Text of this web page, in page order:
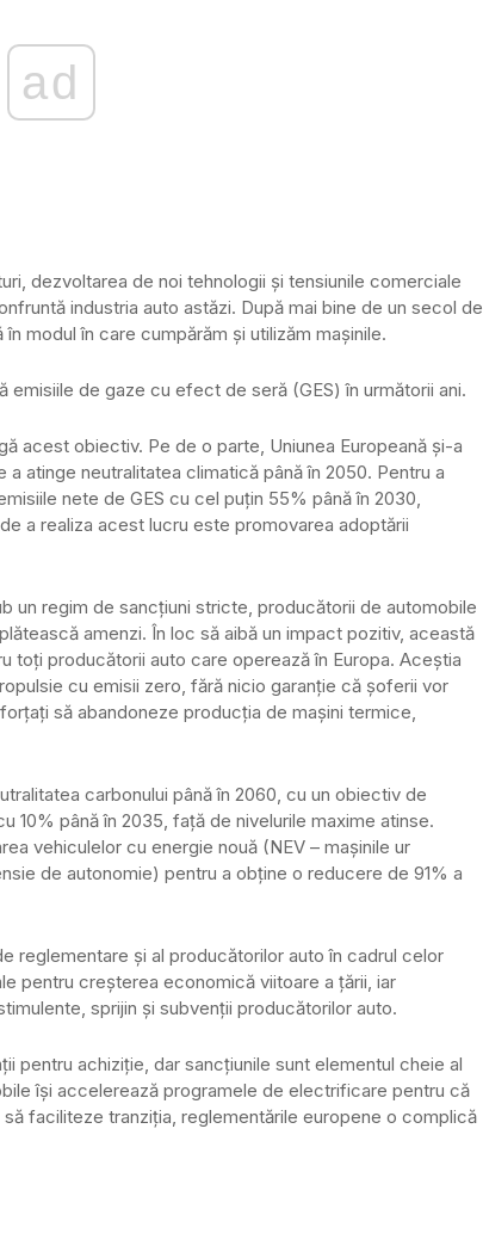
ad
dezvoltarea de noi tehnologii și tensiunile comerciale
industria auto astăzi. După mai bine de un secol de
modul în care cumpărăm și utilizăm mașinile.
emisiile de gaze cu efect de seră (GES) în următorii ani.
acest obiectiv. Pe de o parte, Uniunea Europeană și-a
atinge neutralitatea climatică până în 2050. Pentru a
nete de GES cu cel puțin 55% până în 2030,
a realiza acest lucru este promovarea adoptării
un regim de sancțiuni stricte, producătorii de automobile
amenzi. În loc să aibă un impact pozitiv, această
toți producătorii auto care operează în Europa. Aceștia
cu emisii zero, fără nicio garanție că șoferii vor
să abandoneze producția de mașini termice,
carbonului până în 2060, cu un obiectiv de
10% până în 2035, față de nivelurile maxime atinse.
vehiculelor cu energie nouă (NEV – mașinile ur
de autonomie) pentru a obține o reducere de 91% a
reglementare și al producătorilor auto în cadrul celor
pentru creșterea economică viitoare a țării, iar
sprijin și subvenții producătorilor auto.
pentru achiziție, dar sancțiunile sunt elementul cheie al
își accelerează programele de electrificare pentru că
faciliteze tranziția, reglementările europene o complică